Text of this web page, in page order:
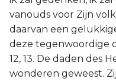
vanouds voor Zijn
daarvan een
deze tegenwoordige
12, 13. De daden des
wonderen geweest.